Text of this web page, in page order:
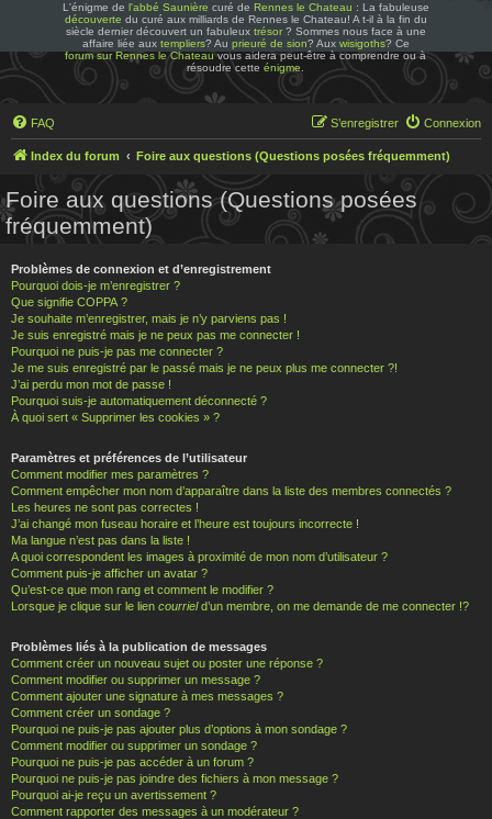
L'énigme de l'abbé Saunière curé de Rennes le Chateau : La fabuleuse
découverte du curé aux milliards de Rennes le Chateau! A t-il à la fin du
siècle dernier découvert un fabuleux trésor? Sommes nous face à une
affaire liée aux templiers? Au prieuré de sion? Aux wisigoths? Ce
forum sur Rennes le Chateauvous aidera peut-être à comprendre ou à
résoudre cetteénigme
FAQ Connexion
S’enregistrer
Index du forum Foire aux questions (Questions posées fréquemment)
Foire aux questions (Questions posées
fréquemment)
Problèmes de connexion et d’enregistrement
Pourquoi dois-je m’enregistrer ?
Que signifie COPPA ?
Je souhaite m’enregistrer, mais je n’y parviens pas !
Je suis enregistré mais je ne peux pas me connecter !
Pourquoi ne puis-je pas me connecter ?
Je me suis enregistré par le passé mais je ne peux plus me connecter ?!
J’ai perdu mon mot de passe !
Pourquoi suis-je automatiquement déconnecté ?
À quoi sert « Supprimer les cookies » ?
Paramètres et préférences de l’utilisateur
Comment modifier mes paramètres ?
Comment empêcher mon nom d’apparaître dans la liste des membres connectés ?
Les heures ne sont pas correctes !
J’ai changé mon fuseau horaire et l’heure est toujours incorrecte !
Ma langue n’est pas dans la liste !
A quoi correspondent les images à proximité de mon nom d’utilisateur ?
Comment puis-je afficher un avatar ?
Qu’est-ce que mon rang et comment le modifier ?
Lorsque je clique sur le lien courrield’un membre, on me demande de me connecter !?
Problèmes liés à la publication de messages
Comment créer un nouveau sujet ou poster une réponse ?
Comment modifier ou supprimer un message ?
Comment ajouter une signature à mes messages ?
Comment créer un sondage ?
Pourquoi ne puis-je pas ajouter plus d’options à mon sondage ?
Comment modifier ou supprimer un sondage ?
Pourquoi ne puis-je pas accéder à un forum ?
Pourquoi ne puis-je pas joindre des fichiers à mon message ?
Pourquoi ai-je reçu un avertissement ?
Comment rapporter des messages à un modérateur ?